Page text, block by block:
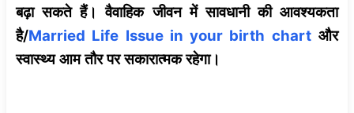
बढ़ा सकते हैं। वैवाहिक जीवन में सावधानी की आवश्यकता
है/Married Life Issue in your birth chartऔर
स्वास्थ्य आम तौर पर सकारात्मक रहेगा।